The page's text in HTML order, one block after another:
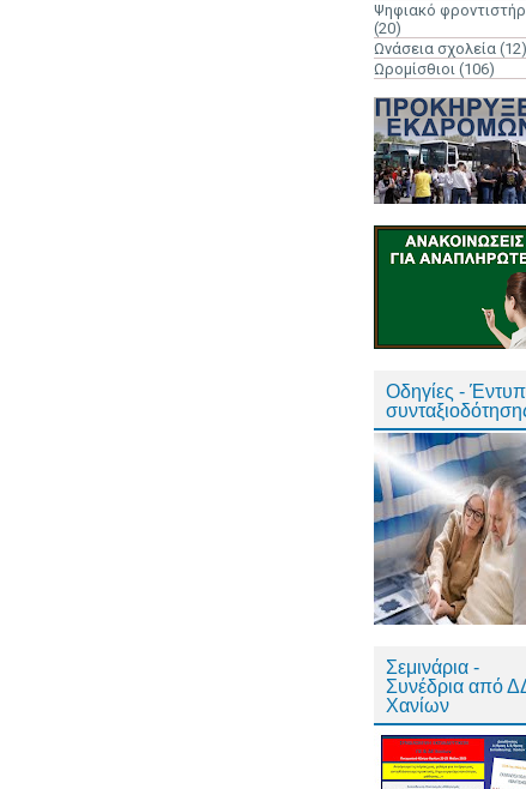
Ψηφιακό
(20)
Ωνάσεια σχολεία (12)
Ωρομίσθιοι (106)
Οδηγίες -
Σεμινάρια -
Συνέδρια από
Χανίων